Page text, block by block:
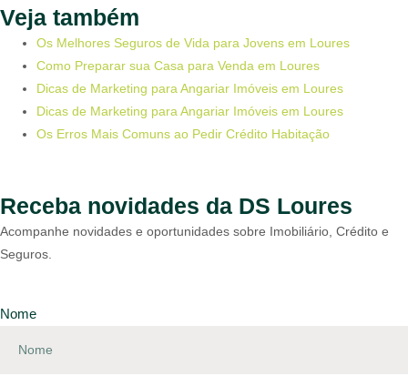
Veja também
Os Melhores Seguros de Vida para Jovens em Loures
Como Preparar sua Casa para Venda em Loures
Dicas de Marketing para Angariar Imóveis em Loures
Dicas de Marketing para Angariar Imóveis em Loures
Os Erros Mais Comuns ao Pedir Crédito Habitação
Receba novidades da DS Loures
Acompanhe novidades e oportunidades sobre Imobiliário, Crédito e
Seguros.
Nome